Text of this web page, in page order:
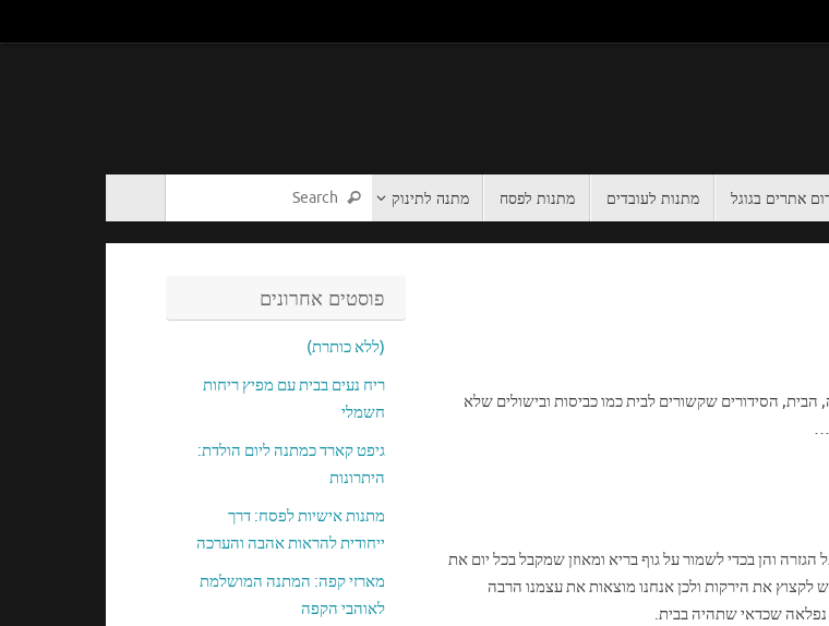
אתרים בגוגל מתנות לעובדים מתנות לפסח מתנה לתינוק
הבית, הסידורים שקשורים לבית כמו כביסות ובישולים שלא
והן בכדי לשמור על גוף בריא ומאוזן שמקבל בכל יום את
לקצוץ את הירקות ולכן אנחנו מוצאות את עצמנו הרבה
שכדאי שתהיה בבית.
פוסטים אחרונים
(ללא כותרת)
ריח נעים בבית עם מפיץ ריחות
חשמלי
גיפט קארד כמתנה ליום הולדת:
היתרונות
מתנות אישיות לפסח: דרך
ייחודית להראות אהבה והערכה
מארזי קפה: המתנה המושלמת
לאוהבי הקפה